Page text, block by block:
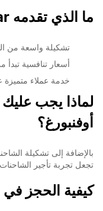
ما الذي تقدمه Europcar في أوفنبورغ؟
تشكيلة واسعة من
أسعار تنافسية تبدأ
خدمة عملاء متميزة
أوفنبورغ؟
تجعل تجربة تأجير
كيفية الحجز في Europcar أوفنبورغ؟